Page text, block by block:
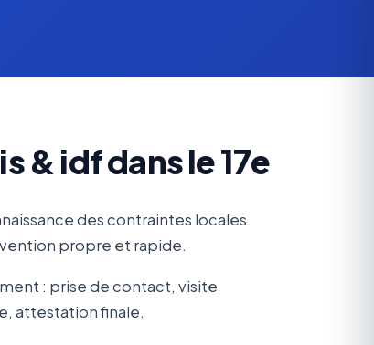
& idf dans le 17e
des contraintes locales
propre et rapide.
: prise de contact, visite
attestation finale.